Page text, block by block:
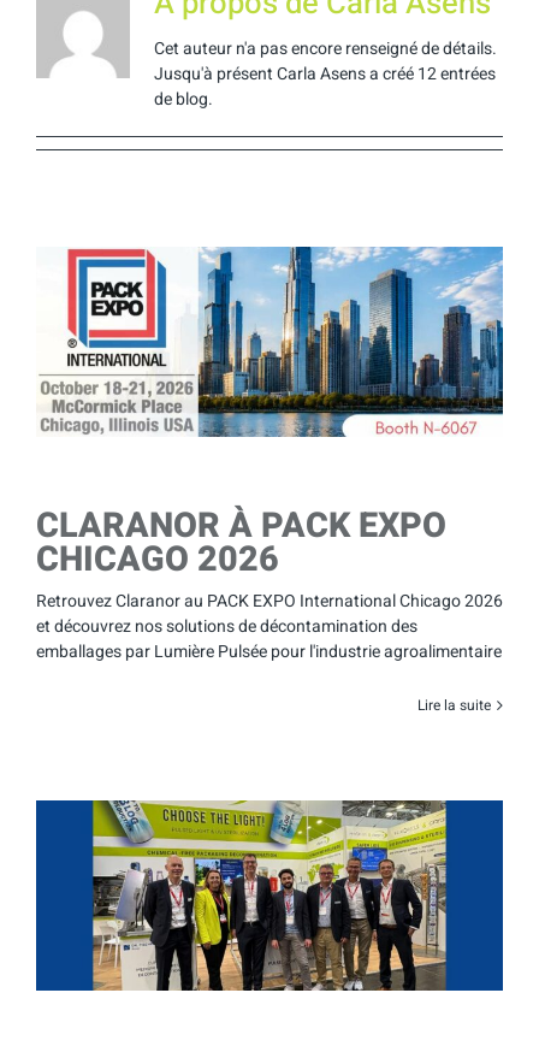
Cet auteur n'a pas encore renseigné de détails.
Jusqu'à présent Carla Asens a créé 12 entrées
de blog.
CLARANOR À PACK EXPO
CHICAGO 2026
Retrouvez Claranor au PACK EXPO International Chicago 2026
et découvrez nos solutions de décontamination des
emballages par Lumière Pulsée pour l'industrie agroalimentaire
Lire la suite